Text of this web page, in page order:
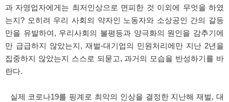
과 자영업자에게는 최저인상으로 면피한 것 이외에 무엇을 하였
는지? 오히려 우리 사회의 약자인 노동자와 소상공인 간의 갈등
만을 유발하여, 우리사회의 불평등과 양극화의 원인을 감추기에
만 급급하지 않았는지, 재벌-대기업의 민원처리에만 지난 2년을
집중하지 않았는지 스스로 되묻고, 과거의 모습을 반성하기를 바
란다.
실제 코로나19를 핑계로 최악의 인상을 결정한 지난해 재벌, 대